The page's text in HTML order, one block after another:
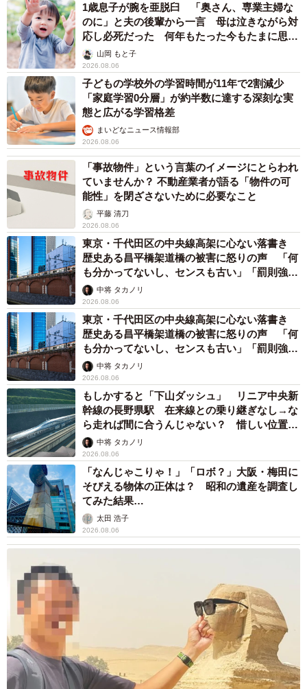
1歳息子が腕を亜脱臼 「奥さん、専業主婦な
のに」と夫の後輩から一言 母は泣きながら対
応し必死だった 何年もたった今もたまに思い
出し…山岡 もと子
2026.08.06
子どもの学校外の学習時間が11年で2割減少
「家庭学習0分層」が約半数に達する深刻な実
態と広がる学習格差
まいどなニュース情報部
2026.08.06
「事故物件」という言葉のイメージにとらわれ
ていませんか？ 不動産業者が語る「物件の可
能性」を閉ざさないために必要なこと
平藤 清刀
2026.08.06
東京・千代田区の中央線高架に心ない落書き
歴史ある昌平橋架道橋の被害に怒りの声 「何
も分かってないし、センスも古い」「罰則強化
して」中将 タカノリ
2026.08.06
東京・千代田区の中央線高架に心ない落書き
歴史ある昌平橋架道橋の被害に怒りの声 「何
も分かってないし、センスも古い」「罰則強化
して」中将 タカノリ
2026.08.06
もしかすると「下山ダッシュ」 リニア中央新
幹線の長野県駅 在来線との乗り継ぎなし→な
ら走れば間に合うんじゃない？ 惜しい位置関
係が反響
中将 タカノリ
2026.08.06
「なんじゃこりゃ！」「ロボ？」大阪・梅田に
そびえる物体の正体は？ 昭和の遺産を調査し
てみた結果…
太田 浩子
2026.08.06